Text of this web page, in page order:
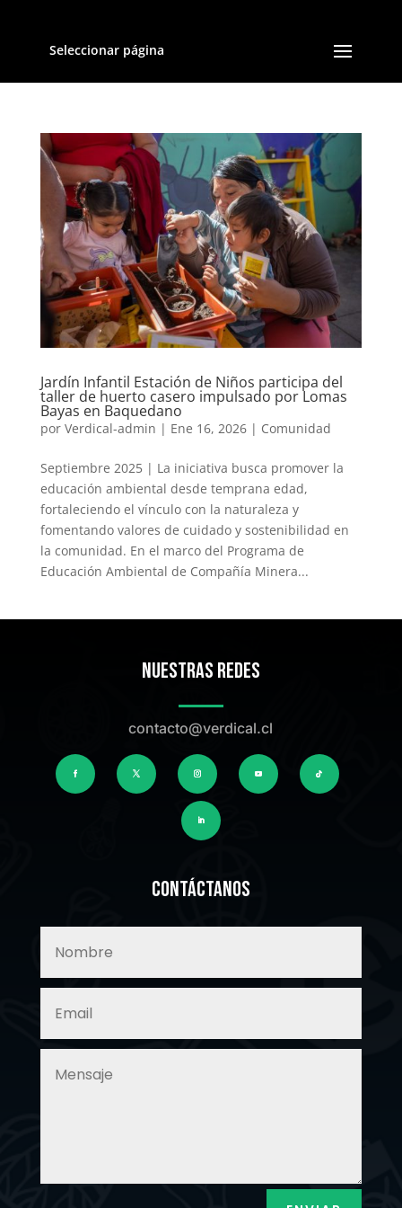
Seleccionar página
Jardín Infantil Estación de Niños participa del
taller de huerto casero impulsado por Lomas
Bayas en Baquedano
por Verdical-admin | Ene 16, 2026| Comunidad
Septiembre 2025 | La iniciativa busca promover la
educación ambiental desde temprana edad,
fortaleciendo el vínculo con la naturaleza y
fomentando valores de cuidado y sostenibilidad en
la comunidad. En el marco del Programa de
Educación Ambiental de Compañía Minera...
Nuestras Redes
contacto@verdical.cl
Contáctanos